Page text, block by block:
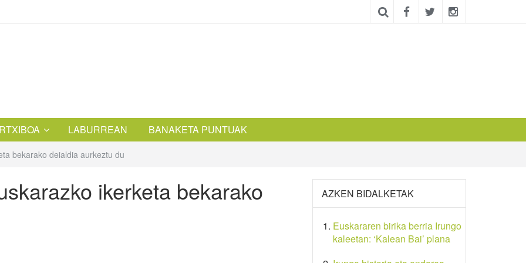
LABURREAN BANAKETA PUNTUAK
bekarako deialdia aurkeztu du
ikerketa bekarako AZKEN BIDALKETAK
Euskararen birika berria Irungo
kaleetan: ‘Kalean Bai’ plana